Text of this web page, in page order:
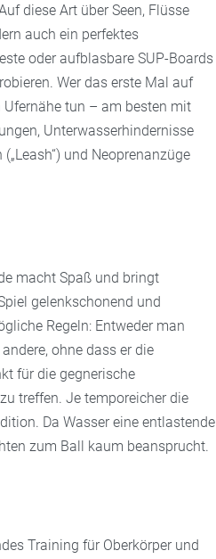
diese Art über Seen, Flüsse
auch ein perfektes
oder aufblasbare SUP-Boards
Wer das erste Mal auf
tun – am besten mit
Unterwasserhindernisse
und Neoprenanzüge
macht Spaß und bringt
gelenkschonend und
Regeln: Entweder man
ohne dass er die
für die gegnerische
treffen. Je temporeicher die
Da Wasser eine entlastende
zum Ball kaum beansprucht.
Training für Oberkörper und